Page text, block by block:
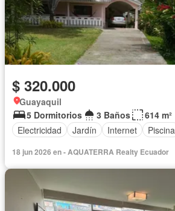
$ 320.000
Guayaquil
5 Dormitorios
3 Baños
614 m²
Electricidad
Jardín Internet Piscina
18 jun 2026 en - AQUATERRA Realty Ecuador